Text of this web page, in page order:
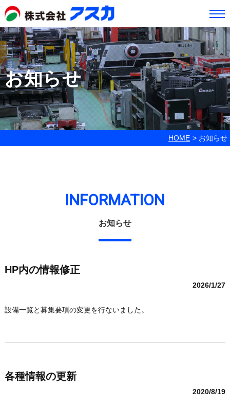
お知らせ
HOME お知らせ
INFORMATION
お知らせ
HP内の情報修正
2026/1/27
設備一覧と募集要項の変更を行ないました。
各種情報の更新
2020/8/19